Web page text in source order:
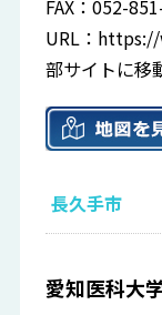
FAX：052-
URL： https://
部サイトに移
長久手市
愛知医科大